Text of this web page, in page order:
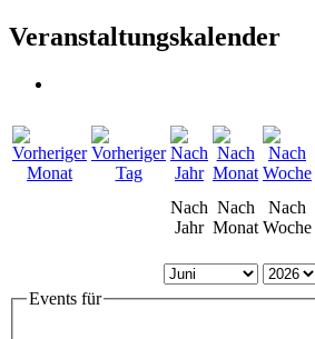
Veranstaltungskalender
Nach
Jahr
Nach
Monat
Nach
Woche
Events für